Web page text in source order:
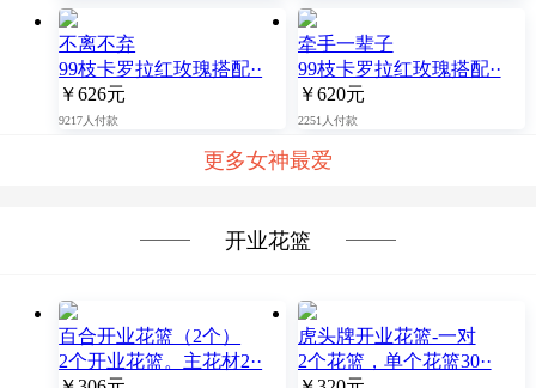
不离不弃
99枝卡罗拉红玫瑰搭配··
￥626元
9217人付款
牵手一辈子
99枝卡罗拉红玫瑰搭配··
￥620元
2251人付款
更多女神最爱
开业花篮
百合开业花篮（2个）
2个开业花篮。主花材2··
虎头牌开业花篮-一对
2个花篮，单个花篮30··